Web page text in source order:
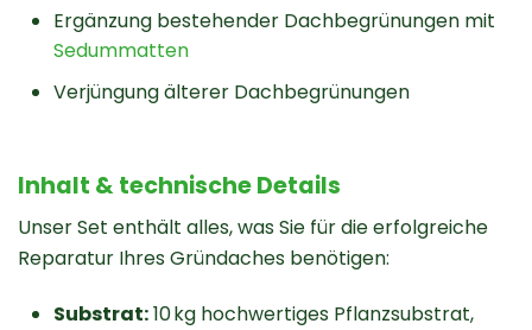
Ergänzung bestehender Dachbegrünungen mit
Sedummatten
Verjüngung älterer Dachbegrünungen
Inhalt & technische Details
Unser Set enthält alles, was Sie für die erfolgreiche
Reparatur Ihres Gründaches benötigen:
Substrat:10 kg hochwertiges Pflanzsubstrat,